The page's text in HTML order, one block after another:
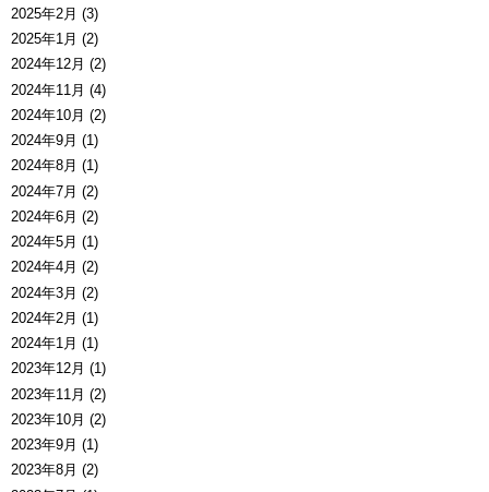
2025年2月 (3)
2025年1月 (2)
2024年12月 (2)
2024年11月 (4)
2024年10月 (2)
2024年9月 (1)
2024年8月 (1)
2024年7月 (2)
2024年6月 (2)
2024年5月 (1)
2024年4月 (2)
2024年3月 (2)
2024年2月 (1)
2024年1月 (1)
2023年12月 (1)
2023年11月 (2)
2023年10月 (2)
2023年9月 (1)
2023年8月 (2)